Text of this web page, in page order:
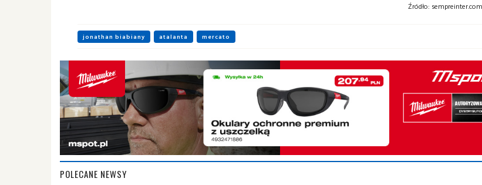
Źródło: sempreinter.com
jonathan biabiany atalanta mercato
POLECANE NEWSY